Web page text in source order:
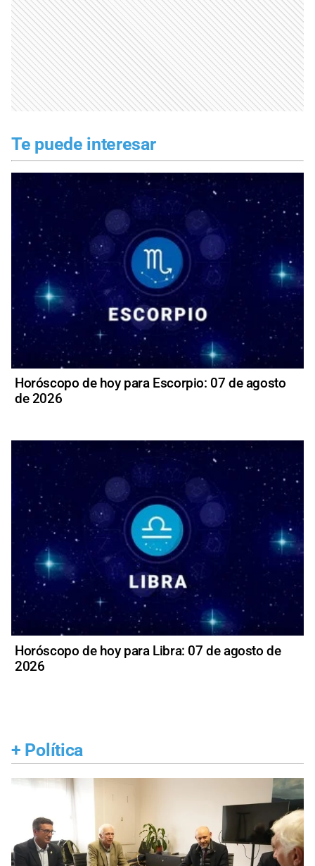
Te puede interesar
Horóscopo de hoy para Escorpio: 07 de agosto
de 2026
Horóscopo de hoy para Libra: 07 de agosto de
2026
+ Política